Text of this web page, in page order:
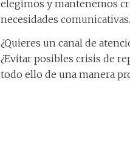
elegimos y mantenemos
necesidades comunicativas.
¿Quieres un canal de
¿Evitar posibles crisis de
todo ello de una manera